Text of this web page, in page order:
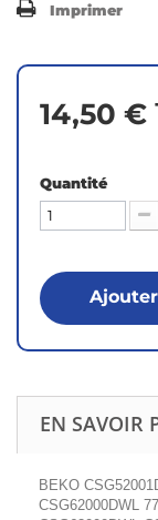
Imprimer
14,50 €
Quantité
EN SAVOIR
BEKO
CSG62000DWL